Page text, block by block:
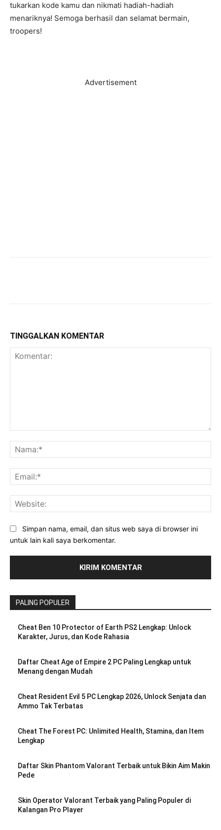
tukarkan kode kamu dan nikmati hadiah-hadiah
menariknya! Semoga berhasil dan selamat bermain,
troopers!
Advertisement
TINGGALKAN KOMENTAR
Simpan nama, email, dan situs web saya di browser ini
untuk lain kali saya berkomentar.
PALING POPULER
Cheat Ben 10 Protector of Earth PS2 Lengkap: Unlock
Karakter, Jurus, dan Kode Rahasia
Daftar Cheat Age of Empire 2 PC Paling Lengkap untuk
Menang dengan Mudah
Cheat Resident Evil 5 PC Lengkap 2026, Unlock Senjata dan
Ammo Tak Terbatas
Cheat The Forest PC: Unlimited Health, Stamina, dan Item
Lengkap
Daftar Skin Phantom Valorant Terbaik untuk Bikin Aim Makin
Pede
Skin Operator Valorant Terbaik yang Paling Populer di
Kalangan Pro Player